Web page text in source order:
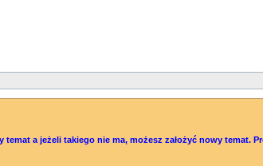
a jeżeli takiego nie ma, możesz założyć nowy temat.